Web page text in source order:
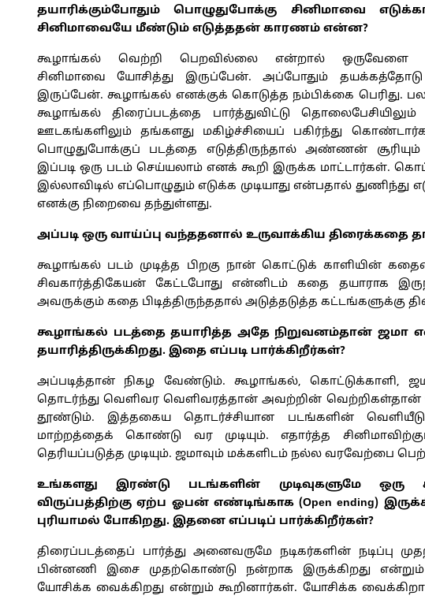
தயாரிக்கும்போதும் பொழுதுபோக்கு சினிமாவை
சினிமாவையே மீண்டும் எடுத்ததன் காரணம் என்ன?
கூழாங்கல் வெற்றி பெறவில்லை என்றால் ஒருவேளை
சினிமாவை யோசித்து இருப்பேன். அப்போதும்
இருப்பேன். கூழாங்கல் எனக்குக் கொடுத்த நம்பிக்கை பெரிது.
கூழாங்கல் திரைப்படத்தை பார்த்துவிட்டு தொலைபேசியிலும்
ஊடகங்களிலும் தங்களது மகிழ்ச்சியைப் பகிர்ந்து
பொழுதுபோக்குப் படத்தை எடுத்திருந்தால் அண்ணன்
இப்படி ஒரு படம் செய்யலாம் எனக் கூறி இருக்க மாட்டார்கள்.
இல்லாவிடில் எப்பொழுதும் எடுக்க முடியாது என்பதால் துணிந்து
எனக்கு நிறைவை தந்துள்ளது.
அப்படி ஒரு வாய்ப்பு வந்ததனால் உருவாக்கிய திரைக்கதை
கூழாங்கல் படம் முடித்த பிறகு நான் கொட்டுக் காளியின்
சிவகார்த்திகேயன் கேட்டபோது என்னிடம் கதை தயாராக
அவருக்கும் கதை பிடித்திருந்ததால் அடுத்தடுத்த கட்டங்களுக்கு
கூழாங்கல் படத்தை தயாரித்த அதே நிறுவனம்தான் ஜமா
தயாரித்திருக்கிறது. இதை எப்படி பார்க்கிறீர்கள்?
அப்படித்தான் நிகழ வேண்டும். கூழாங்கல், கொட்டுக்காளி,
தொடர்ந்து வெளிவர வெளிவரத்தான் அவற்றின் வெற்றிகள்தான்
தூண்டும். இத்தகைய தொடர்ச்சியான படங்களின்
மாற்றத்தைக் கொண்டு வர முடியும். எதார்த்த
தெரியப்படுத்த முடியும். ஜமாவும் மக்களிடம் நல்ல வரவேற்பை
உங்களது இரண்டு படங்களின் முடிவுகளுமே ஒரு
விருப்பத்திற்கு ஏற்ப ஓபன் எண்டிங்காக (Open ending)
புரியாமல் போகிறது. இதனை எப்படிப் பார்க்கிறீர்கள்?
திரைப்படத்தைப் பார்த்து அனைவருமே நடிகர்களின் நடிப்பு
பின்னணி இசை முதற்கொண்டு நன்றாக இருக்கிறது என்றும்
யோசிக்க வைக்கிறது என்றும் கூறினார்கள். யோசிக்க